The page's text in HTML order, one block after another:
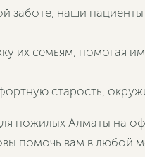
заботе, наши
их семьям, помогая им
старость,
пожилых Алматы на
помочь вам в любой